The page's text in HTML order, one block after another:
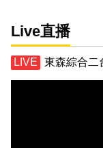
Live直播
東森綜合二